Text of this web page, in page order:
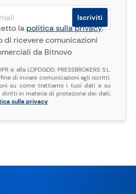
lapolitica sulla privacy.
di ricevere comunicazioni
da Bitnovo
e alla LOPDGDD, PRESSBROKERS S.L.
di inviare comunicazioni agli iscritti.
su come trattiamo i tuoi dati e su
in materia di protezione dei dati,
sulla privacy.